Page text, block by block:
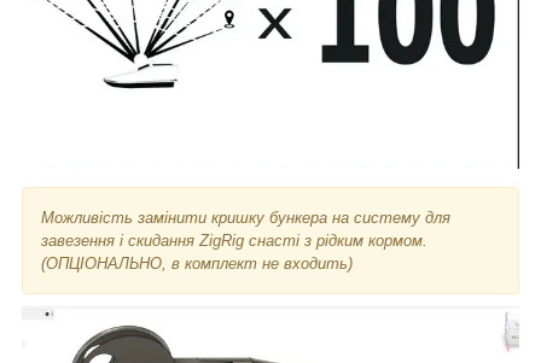
Можливість замінити кришку бункера на систему для
завезення і скидання ZigRig снасті з рідким кормом.
(ОПЦІОНАЛЬНО, в комплект не входить)